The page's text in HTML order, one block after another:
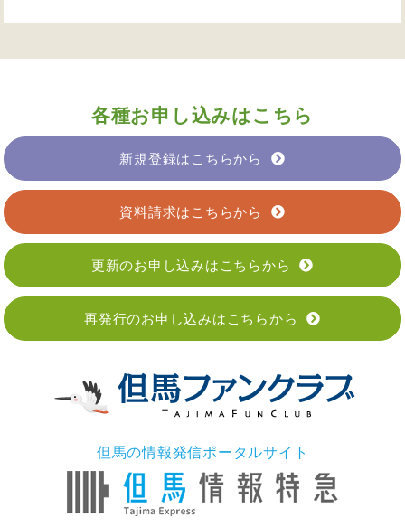
各種お申し込みはこちら
新規登録はこちらから
資料請求はこちらから
更新のお申し込みはこちらから
再発行のお申し込みはこちらから
但馬の情報発信ポータルサイト